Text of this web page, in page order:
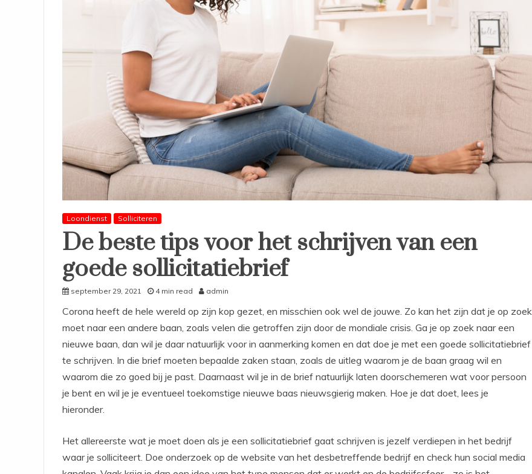
Loondienst Solliciteren
De beste tips voor het schrijven van een
goede sollicitatiebrief
september 29, 2021 4 min read admin
Corona heeft de hele wereld op zijn kop gezet, en misschien ook wel de jouwe. Zo kan het zijn dat je op zoek
moet naar een andere baan, zoals velen die getroffen zijn door de mondiale crisis. Ga je op zoek naar een
nieuwe baan, dan wil je daar natuurlijk voor in aanmerking komen en dat doe je met een goede sollicitatiebrief
te schrijven. In die brief moeten bepaalde zaken staan, zoals de uitleg waarom je de baan graag wil en
waarom die zo goed bij je past. Daarnaast wil je in de brief natuurlijk laten doorschemeren wat voor persoon
je bent en wil je je eventueel toekomstige nieuwe baas nieuwsgierig maken. Hoe je dat doet, lees je
hieronder.
Het allereerste wat je moet doen als je een sollicitatiebrief gaat schrijven is jezelf verdiepen in het bedrijf
waar je solliciteert. Doe onderzoek op de website van het desbetreffende bedrijf en check hun social media